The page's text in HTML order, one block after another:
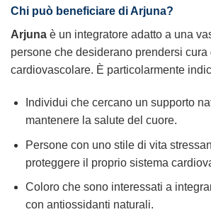
Chi può beneficiare di Arjuna?
Arjuna è un integratore adatto a una
persone che desiderano prendersi
cardiovascolare. È particolarmente
Individui che cercano un supporto
mantenere la salute del cuore.
Persone con uno stile di vita
proteggere il proprio sistema
Coloro che sono interessati a
con antiossidanti naturali.